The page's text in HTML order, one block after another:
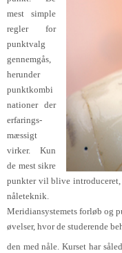
mest simple
regler for
punktvalg
gennemgås,
herunder
punktkombi
nationer der
erfarings-
mæssigt
virker. Kun
de mest sikre
punkter vil blive
nåleteknik.
Meridiansystemets forløb og
øvelser, hvor de studerende
den med nåle. Kurset har